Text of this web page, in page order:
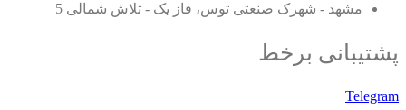
مشهد - شهرک صنعتی توس، فاز یک - تلاش شمالی 5
پشتیبانی برخط
Telegram